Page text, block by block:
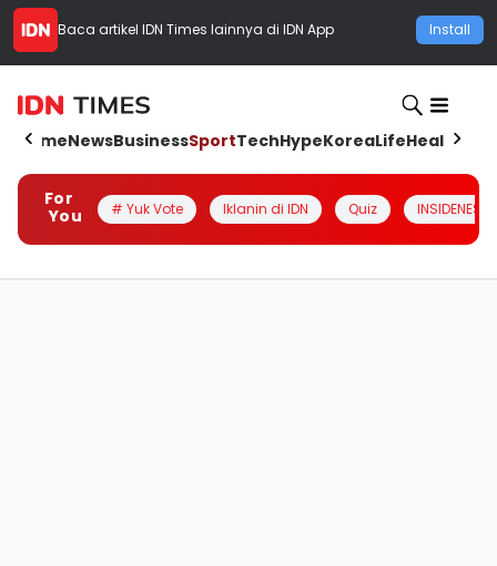
Baca artikel IDN Times lainnya di IDN App Install
HomeNewsBusinessSportTechHypeKoreaLifeHealth
For
You
# Yuk Vote Iklanin di IDN Quiz INSIDENESIA